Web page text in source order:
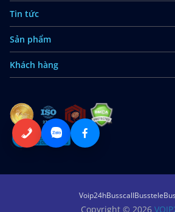
Tin tức
Sản phẩm
Khách hàng
Voip24hBusscallBusstele
Copyright © 2026